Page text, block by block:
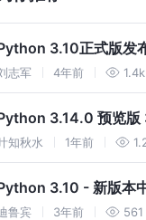
3.10正式版发
志军 4年前 1.4k
3.14.0 预览版
知秋水 1年前
3.10 - 新版本
鲁宾 3年前 561